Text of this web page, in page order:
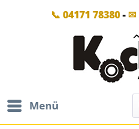
📞 04171 78380- ✉
Menü